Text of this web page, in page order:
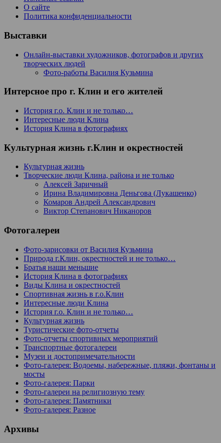
О сайте
Политика конфиденциальности
Выставки
Онлайн-выставки художников, фотографов и других
творческих людей
Фото-работы Василия Кузьмина
Интерсное про г. Клин и его жителей
История г.о. Клин и не только…
Интересные люди Клина
История Клина в фотографиях
Культурная жизнь г.Клин и окрестностей
Культурная жизнь
Творческие люди Клина, района и не только
Алексей Заричный
Ирина Владимировна Деньгова (Лукашенко)
Комаров Андрей Александрович
Виктор Степанович Никаноров
Фотогалереи
Фото-зарисовки от Василия Кузьмина
Природа г.Клин, окрестностей и не только…
Братья наши меньшие
История Клина в фотографиях
Виды Клина и окрестностей
Спортивная жизнь в г.о.Клин
Интересные люди Клина
История г.о. Клин и не только…
Культурная жизнь
Туристические фото-отчеты
Фото-отчеты спортивных мероприятий
Транспортные фотогалереи
Музеи и достопримечательности
Фото-галерея: Водоемы, набережные, пляжи, фонтаны и
мосты
Фото-галерея: Парки
Фото-галереи на религиозную тему
Фото-галерея: Памятники
Фото-галерея: Разное
Архивы